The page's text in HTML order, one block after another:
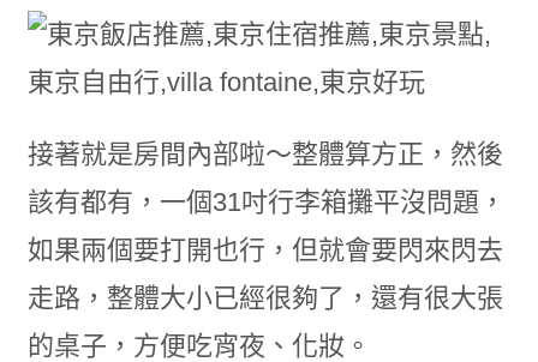
接著就是房間內部啦～整體算方正，然後
該有都有，一個31吋行李箱攤平沒問題，
如果兩個要打開也行，但就會要閃來閃去
走路，整體大小已經很夠了，還有很大張
的桌子，方便吃宵夜、化妝。